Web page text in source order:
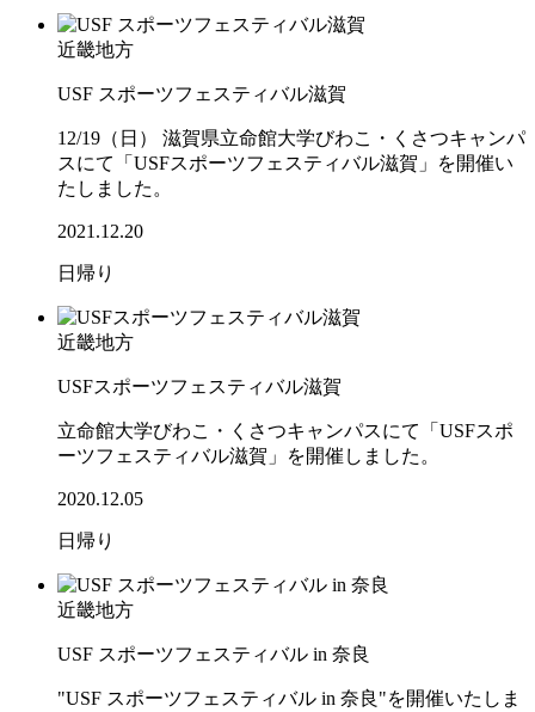
近畿地方
USF スポーツフェスティバル滋賀
12/19（日） 滋賀県立命館大学びわこ・くさつキャンパ
スにて「USFスポーツフェスティバル滋賀」を開催い
たしました。
2021.12.20
日帰り
近畿地方
USFスポーツフェスティバル滋賀
立命館大学びわこ・くさつキャンパスにて「USFスポ
ーツフェスティバル滋賀」を開催しました。
2020.12.05
日帰り
近畿地方
USF スポーツフェスティバル in 奈良
"USF スポーツフェスティバル in 奈良"を開催いたしま